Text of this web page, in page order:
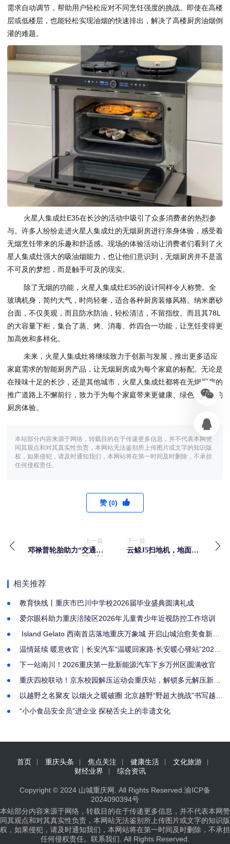
需求自动调节，帮助用户轻松应对不同烹饪强度的挑战。即使在高楼
层或低楼层，也能轻松实现油烟的快速排出，解决了高楼厨房油烟倒
灌的难题。
火星人集成灶E35在长沙的活动中吸引了众多消费者的热烈参
与。许多人纷纷走进火星人集成灶的无烟厨房进行亲身体验，感受着
无烟烹饪带来的乐趣和舒适感。现场的体验活动让消费者们看到了火
星人集成灶强大的吸油烟能力，也让他们意识到，无烟厨房并不是遥
不可及的梦想，而是触手可及的现实。
除了无烟的功能，火星人集成灶E35的设计同样令人称赞。全
玻璃机身，简约大气，时尚轻奢，适合各种厨房装修风格。纳米磨砂
台面，不仅美观，而且防水防油，轻松清洁，不留指纹。而且其78L
的大容量下柜，集合了蒸、烤、消毒、炸四合一功能，让烹饪变得更
加高效和多样化。
未来，火星人集成灶将继续致力于创新与发展，推出更多适应
家庭需求的智能厨房产品，让无烟厨房成为每个家庭的标配。无论是
在辣味十足的长沙，还是其他城市，火星人集成灶都将在无烟厨房的
推广道路上不懈前行，致力于为每个家庭带来更健康、绿色、智能的
厨房体验。
本站部分内容来源于网络，转载目的在于传递更多信息，并不代表本网赞
同其观点和对其真实性负责，本网站无法鉴别所上传图片或文字的知识版
权，如果侵犯，请及时通知我们，本网站将在第一时间及时删除，不承担
任何侵权责任。
赞 (0)
上一篇
邓禄普轮胎助力“交通安
下一篇
云鲸J5扫地机，地面清
相关推荐
教育快线丨重庆市巴川中学校2026届毕业盛典圆满礼成
爱尔眼科助力重庆涪陵区2026年儿童青少年近视防控工作培训
温情延续 暖意收官｜长安汽车“温暖回家路·长安暖心驿站”2026
下一站南川！2026重庆第一批新能源汽车下乡万州区圆满收官
重庆四校联动！京东校园解压运动会重庆站，解锁多元解压新路
以越野之名聚友 以烟火之暖破圈 北京越野“野超大挑战”书写越野
“小小食品安全员”进企业 探秘舌尖上的非遗文化
首页 重庆头条 焦点关注 健康生活
文化旅游
财经业界
综合资讯
Copyright © 2024 山城重庆网 . All Rights Reserved. 渝ICP备
2024090394号
本站部分内容来源于网络，转载目的在于传递更多信息，并不代表本网赞
同其观点和对其真实性负责，本网站无法鉴别所上传图片或文字的知识版
权，如果侵犯，请及时通知我们，本网站将在第一时间及时删除，不承担
任何侵权责任。 联系我们 . All Rights Reserved.